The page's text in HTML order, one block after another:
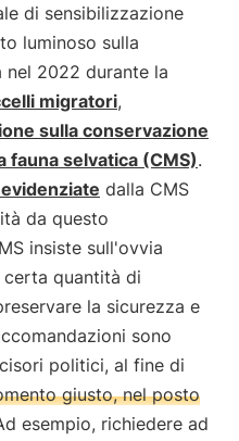
di sensibilizzazione
luminoso sulla
2022 durante la
migratori,
sulla conservazione
fauna selvatica (CMS).
dalla CMS
da questo
insiste sull'ovvia
certa quantità di
la sicurezza e
sono
politici, al fine di
giusto, nel posto
esempio, richiedere ad